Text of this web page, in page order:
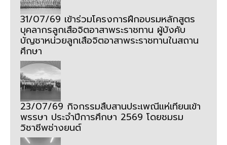
31/07/69 เข้าร่วมโครงการฝึกอบรมหลักสูตร
บุคลากรลูกเสือจิตอาสาพระราชทาน ผู้บังคับ
บัญชาหน่วยลูกเสือจิตอาสาพระราชทานในสถาน
ศึกษา
23/07/69 กิจกรรมสืบสานประเพณีแห่เทียนเข้า
พรรษา ประจำปีการศึกษา 2569 โดยชมรม
วิชาชีพช่างยนต์